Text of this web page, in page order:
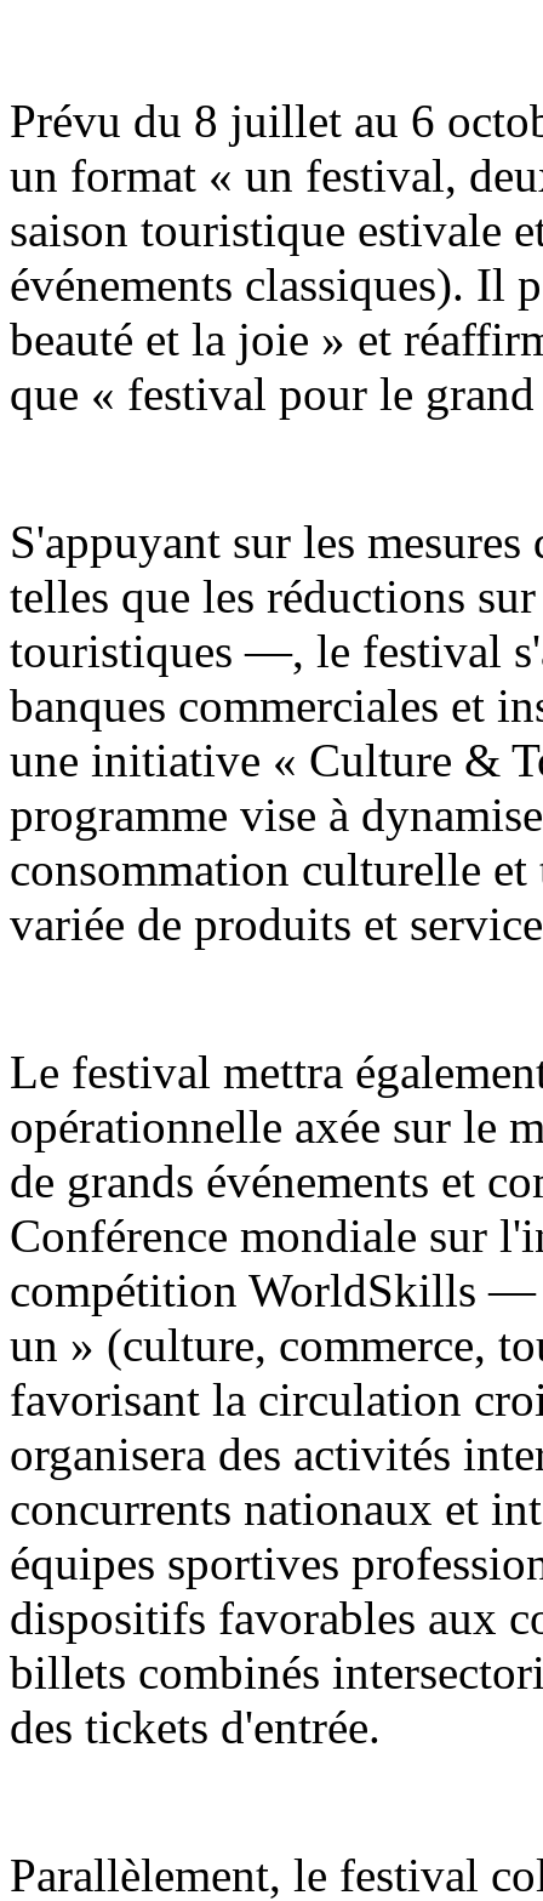
Prévu du 8 juillet au 6
un format « un festival,
saison touristique estivale
événements classiques). Il
beauté et la joie » et
que « festival pour le
S'appuyant sur les
telles que les réductions
touristiques —, le festival
banques commerciales et
une initiative « Culture &
programme vise à
consommation culturelle et
variée de produits et
Le festival mettra
opérationnelle axée sur le
de grands événements et
Conférence mondiale sur
compétition WorldSkills —
un » (culture, commerce,
favorisant la circulation
organisera des activités
concurrents nationaux et
équipes sportives
dispositifs favorables aux
billets combinés
des tickets d'entrée.
Parallèlement, le festival